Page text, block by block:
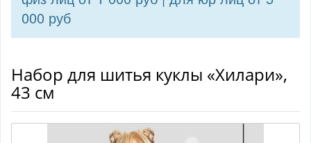
000 руб
Набор для шитья куклы «Хилари»,
43 см